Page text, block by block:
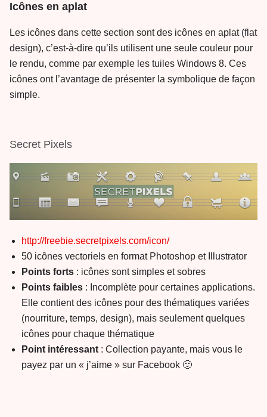
Icônes en aplat
Les icônes dans cette section sont des icônes en aplat (flat
design), c’est-à-dire qu’ils utilisent une seule couleur pour
le rendu, comme par exemple les tuiles Windows 8. Ces
icônes ont l’avantage de présenter la symbolique de façon
simple.
Secret Pixels
http://freebie.secretpixels.com/icon/
50 icônes vectoriels en format Photoshop et Illustrator
Points forts : icônes sont simples et sobres
Points faibles : Incomplète pour certaines applications.
Elle contient des icônes pour des thématiques variées
(nourriture, temps, design), mais seulement quelques
icônes pour chaque thématique
Point intéressant : Collection payante, mais vous le
payez par un « j’aime » sur Facebook 🙂